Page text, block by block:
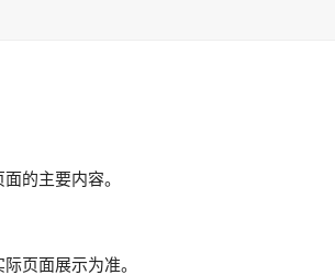
的主要内容。
页面展示为准。